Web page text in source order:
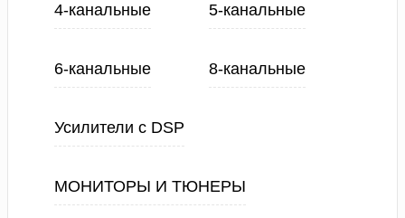
4-канальные 5-канальные
6-канальные 8-канальные
Усилители с DSP
МОНИТОРЫ И ТЮНЕРЫ